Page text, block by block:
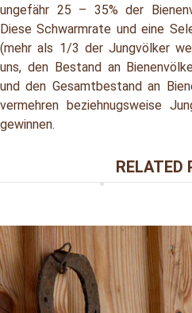
ungefähr 25 – 35% der
Diese Schwarmrate und eine
(mehr als 1/3 der Jungvölker
uns, den Bestand an
und den Gesamtbestand an
vermehren beziehnugsweise
gewinnen.
RELATED